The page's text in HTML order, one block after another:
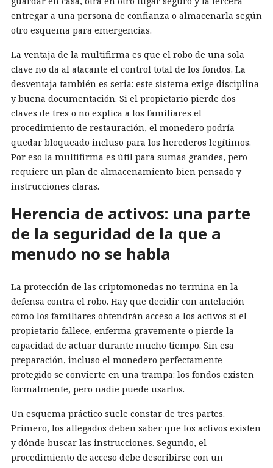
entregar a una persona de confianza o almacenarla según
otro esquema para emergencias.
La ventaja de la multifirma es que el robo de una sola
clave no da al atacante el control total de los fondos. La
desventaja también es seria: este sistema exige disciplina
y buena documentación. Si el propietario pierde dos
claves de tres o no explica a los familiares el
procedimiento de restauración, el monedero podría
quedar bloqueado incluso para los herederos legítimos.
Por eso la multifirma es útil para sumas grandes, pero
requiere un plan de almacenamiento bien pensado y
instrucciones claras.
Herencia de activos: una parte
de la seguridad de la que a
menudo no se habla
La protección de las criptomonedas no termina en la
defensa contra el robo. Hay que decidir con antelación
cómo los familiares obtendrán acceso a los activos si el
propietario fallece, enferma gravemente o pierde la
capacidad de actuar durante mucho tiempo. Sin esa
preparación, incluso el monedero perfectamente
protegido se convierte en una trampa: los fondos existen
formalmente, pero nadie puede usarlos.
Un esquema práctico suele constar de tres partes.
Primero, los allegados deben saber que los activos existen
y dónde buscar las instrucciones. Segundo, el
procedimiento de acceso debe describirse con un